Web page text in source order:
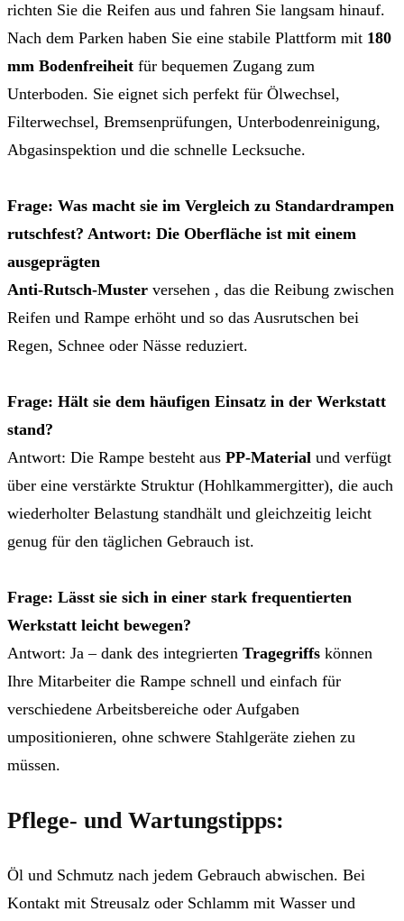
richten Sie die Reifen aus und fahren Sie langsam hinauf.
Nach dem Parken haben Sie eine stabile Plattform mit 180
mm Bodenfreiheit für bequemen Zugang zum
Unterboden. Sie eignet sich perfekt für Ölwechsel,
Filterwechsel, Bremsenprüfungen, Unterbodenreinigung,
Abgasinspektion und die schnelle Lecksuche.
Frage: Was macht sie im Vergleich zu Standardrampen
rutschfest? Antwort: Die Oberfläche ist mit einem
ausgeprägten
Anti-Rutsch-Muster versehen , das die Reibung zwischen
Reifen und Rampe erhöht und so das Ausrutschen bei
Regen, Schnee oder Nässe reduziert.
Frage: Hält sie dem häufigen Einsatz in der Werkstatt
stand?
Antwort: Die Rampe besteht aus PP-Material und verfügt
über eine verstärkte Struktur (Hohlkammergitter), die auch
wiederholter Belastung standhält und gleichzeitig leicht
genug für den täglichen Gebrauch ist.
Frage: Lässt sie sich in einer stark frequentierten
Werkstatt leicht bewegen?
Antwort: Ja – dank des integrierten Tragegriffs können
Ihre Mitarbeiter die Rampe schnell und einfach für
verschiedene Arbeitsbereiche oder Aufgaben
umpositionieren, ohne schwere Stahlgeräte ziehen zu
müssen.
Pflege- und Wartungstipps:
Öl und Schmutz nach jedem Gebrauch abwischen. Bei
Kontakt mit Streusalz oder Schlamm mit Wasser und